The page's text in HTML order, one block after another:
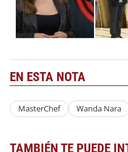
EN ESTA NOTA
MasterChef Wanda Nara
TAMBIÉN TE PUEDE